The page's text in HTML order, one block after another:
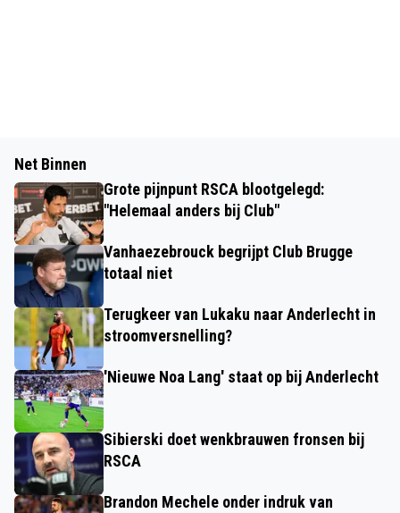
Net Binnen
Grote pijnpunt RSCA blootgelegd:
"Helemaal anders bij Club"
Vanhaezebrouck begrijpt Club Brugge
totaal niet
Terugkeer van Lukaku naar Anderlecht in
stroomversnelling?
'Nieuwe Noa Lang' staat op bij Anderlecht
Sibierski doet wenkbrauwen fronsen bij
RSCA
Brandon Mechele onder indruk van